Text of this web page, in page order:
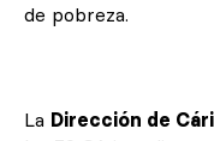
de pobreza.
La Dirección de